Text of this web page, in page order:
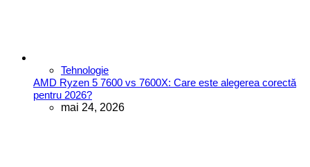
Tehnologie
AMD Ryzen 5 7600 vs 7600X: Care este alegerea corectă
pentru 2026?
mai 24, 2026